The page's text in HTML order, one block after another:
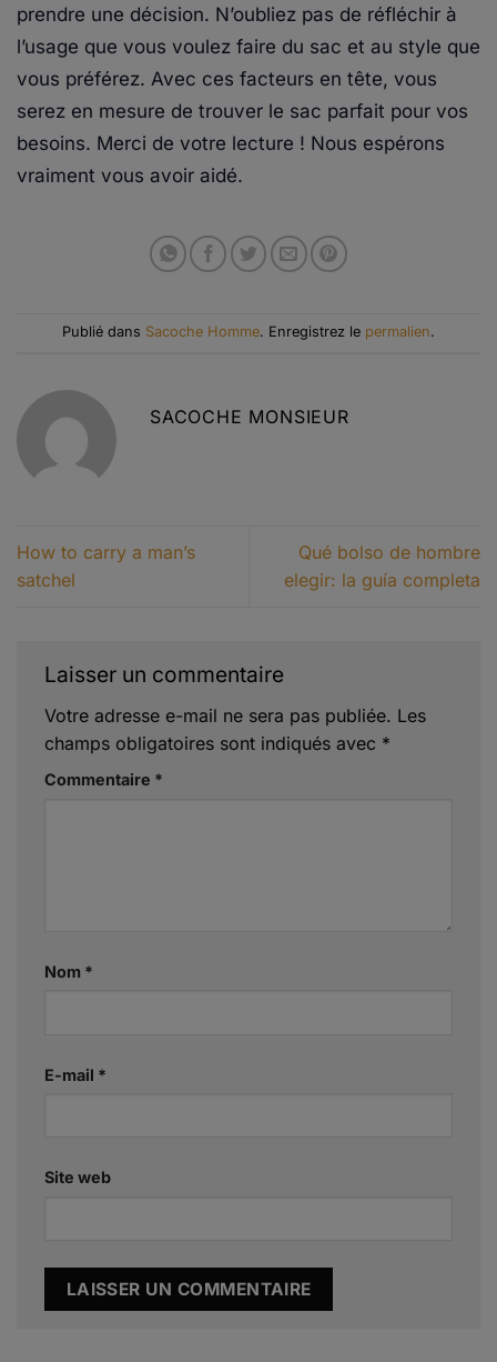
prendre une décision. N’oubliez pas de réfléchir à
l’usage que vous voulez faire du sac et au style que
vous préférez. Avec ces facteurs en tête, vous
serez en mesure de trouver le sac parfait pour vos
besoins. Merci de votre lecture ! Nous espérons
vraiment vous avoir aidé.
Publié dans Sacoche Homme. Enregistrez le permalien.
SACOCHE MONSIEUR
How to carry a man’s
satchel
Qué bolso de hombre
elegir: la guía completa
Laisser un commentaire
Votre adresse e-mail ne sera pas publiée. Les
champs obligatoires sont indiqués avec *
Commentaire *
Nom *
E-mail *
Site web